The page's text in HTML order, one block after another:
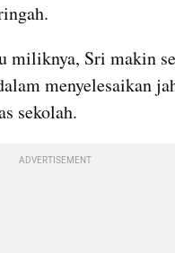
miliknya, Sri makin
menyelesaikan
sekolah.
ADVERTISEMENT